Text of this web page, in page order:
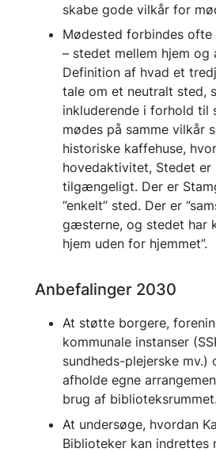
skabe gode vilkår for
Mødested forbindes
– stedet mellem hjem og
Definition af hvad et
tale om et neutralt sted,
inkluderende i forhold til
mødes på samme vilkår
historiske kaffehuse,
hovedaktivitet, Stedet er
tilgængeligt. Der er
”enkelt” sted. Der er
gæsterne, og stedet har
hjem uden for hjemmet”.
Anbefalinger 2030
At støtte borgere,
kommunale instanser
sundheds-plejerske mv.)
afholde egne
brug af biblioteksrummet.
At undersøge, hvordan
Biblioteker kan indrettes